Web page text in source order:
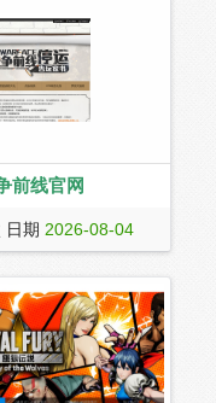
前线官网
英文名：warface）是由
自有的
造，通过特色鲜明的
新的pve任务、独具匠
富的diy枪械改造系
实的战争场景。并结
日期 2026-08-04